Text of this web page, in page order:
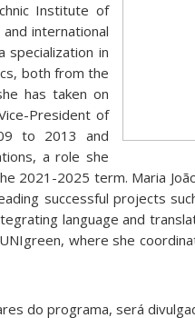
Institute of
international
specialization in
both from the
has taken on
President of
to 2013 and
a role she
2021-2025 term. Maria
successful projects
language and
where she
do programa, será